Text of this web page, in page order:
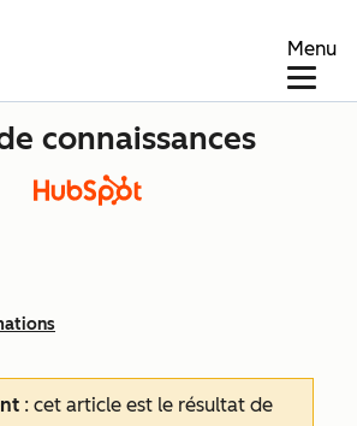
Menu
connaissances
: cet article est le résultat de